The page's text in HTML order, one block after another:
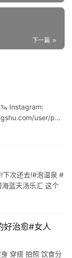
下一篇
Instagram:
user/p…
下次还去!#泡温泉 #
蓝天汤乐汇 这个
好治愈#女人
穿搭 拍照 饮食分